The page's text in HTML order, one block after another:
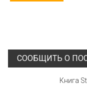
СООБЩИТЬ О
Книга